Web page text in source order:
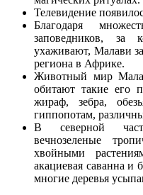
Телевидение
Благодаря
заповедников, за
ухаживают, Малави
региона в Африке.
Животный мир
обитают такие его
жираф, зебра,
гиппопотам,
В северной
вечнозеленые
хвойными
акациевая саванна и
многие деревья